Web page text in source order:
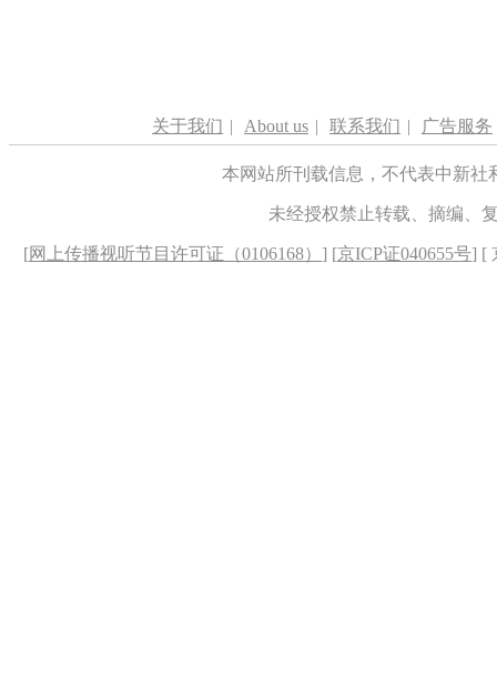
关于我们 | About us | 联系我们 | 广告服务
本网站所刊载信息，不代表中新
未经授权禁止转载、摘编、
[网上传播视听节目许可证（0106168） ] [京ICP证040655号] [